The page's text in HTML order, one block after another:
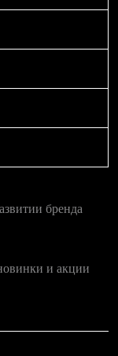
бренда
и акции